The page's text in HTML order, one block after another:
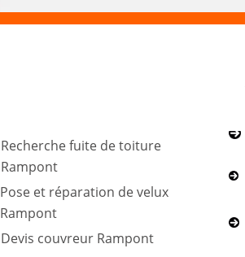
Recherche fuite de toiture
Rampont
Pose et réparation de velux
Rampont
Devis couvreur Rampont